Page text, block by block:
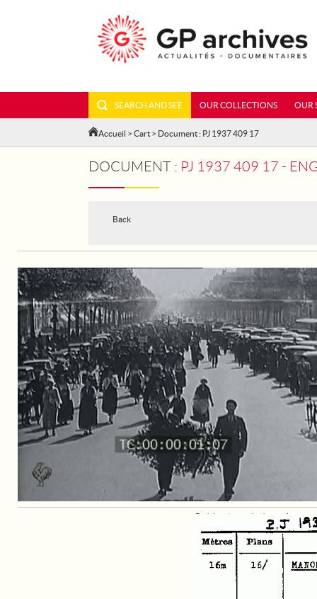
SEARCH AND SEE OUR COLLECTIONS OUR
Accueil > Cart > Document : PJ 1937 409 17
DOCUMENT : PJ 1937 409 17 -
Back